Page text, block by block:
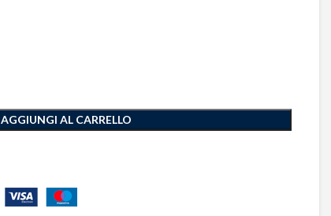
AGGIUNGI AL CARRELLO